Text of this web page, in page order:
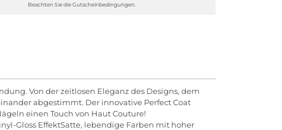
Beachten Sie die Gutscheinbedingungen.
Von der zeitlosen Eleganz des Designs, dem
abgestimmt. Der innovative Perfect Coat
einen Touch von Haut Couture!
Gloss EffektSatte, lebendige Farben mit hoher